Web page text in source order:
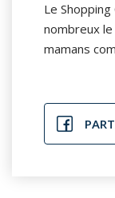
Le
nombreux
mamans